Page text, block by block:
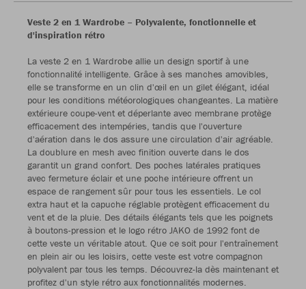
Veste 2 en 1 Wardrobe – Polyvalente, fonctionnelle et
d'inspiration rétro
La veste 2 en 1 Wardrobe allie un design sportif à une
fonctionnalité intelligente. Grâce à ses manches amovibles,
elle se transforme en un clin d'œil en un gilet élégant, idéal
pour les conditions météorologiques changeantes. La matière
extérieure coupe-vent et déperlante avec membrane protège
efficacement des intempéries, tandis que l'ouverture
d'aération dans le dos assure une circulation d'air agréable.
La doublure en mesh avec finition ouverte dans le dos
garantit un grand confort. Des poches latérales pratiques
avec fermeture éclair et une poche intérieure offrent un
espace de rangement sûr pour tous les essentiels. Le col
extra haut et la capuche réglable protègent efficacement du
vent et de la pluie. Des détails élégants tels que les poignets
à boutons-pression et le logo rétro JAKO de 1992 font de
cette veste un véritable atout. Que ce soit pour l'entraînement
en plein air ou les loisirs, cette veste est votre compagnon
polyvalent par tous les temps. Découvrez-la dès maintenant et
profitez d'un style rétro aux fonctionnalités modernes.